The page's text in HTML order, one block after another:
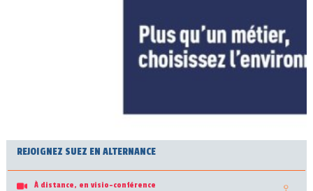
REJOIGNEZ SUEZ EN ALTERNANCE
À distance, en visio-conférence